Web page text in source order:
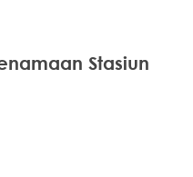
Stasiun